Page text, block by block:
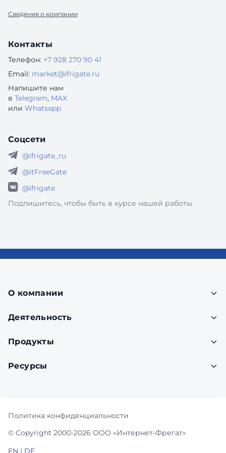
Сведения о компании
Контакты
Телефон: +7 928 270 90 41
Email: market@ifrigate.ru
Напишите нам
в Telegram, MAX
или Whatsapp
Соцсети
@ifrigate_ru
@itFreeGate
@ifrigate
Подпишитесь, чтобы быть в курсе нашей работы
О компании
Деятельность
Продукты
Ресурсы
© Copyright 2000-2026 ООО «Интернет-Фрегат»
EN | DE
Политика конфиденциальности